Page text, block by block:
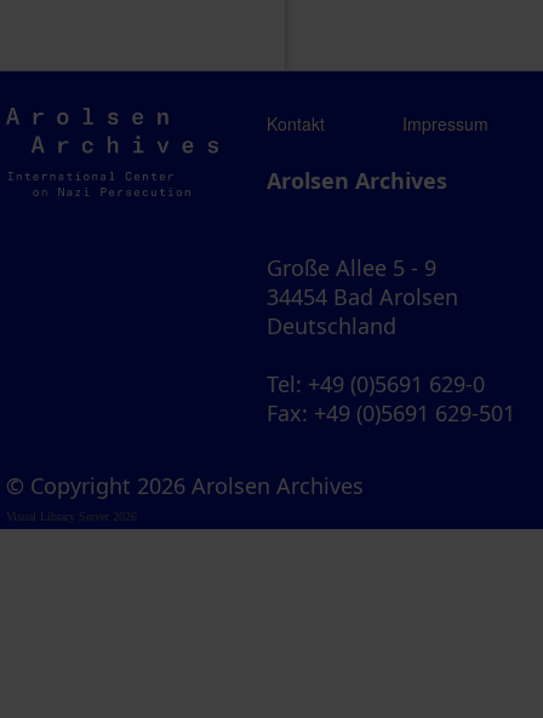
Arolsen
Archives
Kontakt Impressum
Arolsen Archives
Große Allee 5 - 9
34454 Bad Arolsen
Deutschland
Tel: +49 (0)5691 629-0
Fax: +49 (0)5691 629-501
© Copyright 2026 Arolsen Archives
Visual Library Server 2026